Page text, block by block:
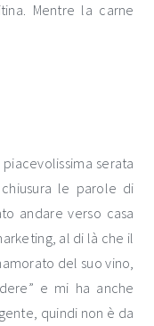
Mentre la carne
serata
le parole di
andare verso casa
al di là che il
del suo vino,
e mi ha anche
quindi non è da